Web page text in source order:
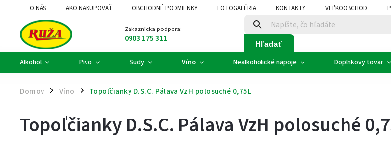
O NÁS AKO NAKUPOVAŤ OBCHODNÉ PODMIENKY FOTOGALÉRIA KONTAKTY VEĽKOOBCHOD
DARČEKOVÉ KOŠE A FIREMNÉ DARČEKY
SVADOBNÉ VÍNO - ETIKETY
PLÁN ROZVOZU
Zákaznícka podpora:
0903 175 311 Hľadať
Alkohol Pivo Sudy Víno Nealkoholické nápoje Doplnkový tovar
Domov / Víno / Topoľčianky D.S.C. Pálava VzH polosuché 0,75L
Topoľčianky D.S.C. Pálava VzH polosuché